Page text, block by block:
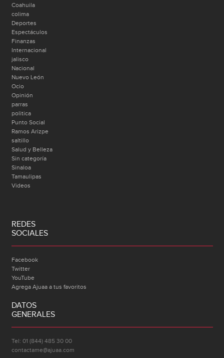
Coahuila
colima
Deportes
Espectáculos
Finanzas
Internacional
jalisco
Nacional
Nuevo León
Ocio
Opinión
parras
politica
Punto Social
Ramos Arizpe
saltillo
Salud y Belleza
Sin categoría
Sinaloa
Tamaulipas
Videos
REDES
SOCIALES
Facebook
Twitter
YouTube
Agrega Ajuaa a tus favoritos
DATOS
GENERALES
Tel: 01 (844) 485 30 00
contactame@ajuaa.com